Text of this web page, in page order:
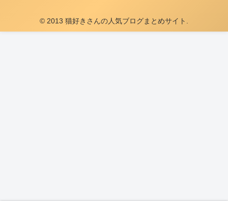
© 2013 猫好きさんの人気ブログまとめサイト.